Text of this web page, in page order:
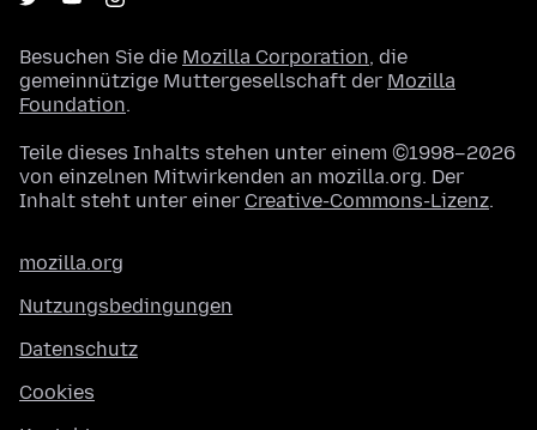
Besuchen Sie die Mozilla Corporation, die
gemeinnützige Muttergesellschaft der Mozilla
Foundation.
Teile dieses Inhalts stehen unter einem ©1998–2026
von einzelnen Mitwirkenden an mozilla.org. Der
Inhalt steht unter einer Creative-Commons-Lizenz.
mozilla.org
Nutzungsbedingungen
Datenschutz
Cookies